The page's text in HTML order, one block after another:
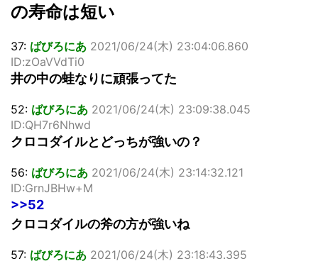
の寿命は短い
37: ばびろにあ 2021/06/24(木) 23:04:06.860
ID:zOaVVdTi0
井の中の蛙なりに頑張ってた
52: ばびろにあ 2021/06/24(木) 23:09:38.045
ID:QH7r6Nhwd
クロコダイルとどっちが強いの？
56: ばびろにあ 2021/06/24(木) 23:14:32.121
ID:GrnJBHw+M
>>52
クロコダイルの斧の方が強いね
57: ばびろにあ 2021/06/24(木) 23:18:43.395